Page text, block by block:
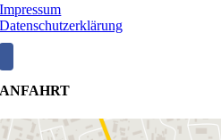
Impressum
Datenschutzerklärung
ANFAHRT